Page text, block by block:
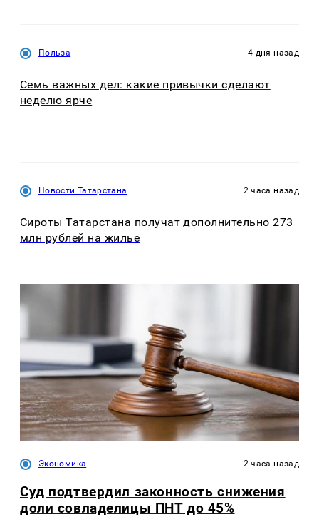
Польза 4 дня назад
Семь важных дел: какие привычки сделают
неделю ярче
Новости Татарстана 2 часа назад
Сироты Татарстана получат дополнительно 273
млн рублей на жилье
Экономика 2 часа назад
Суд подтвердил законность снижения
доли совладелицы ПНТ до 45%